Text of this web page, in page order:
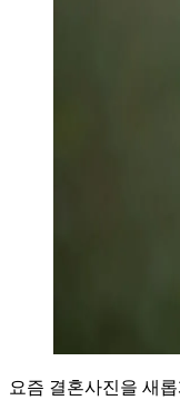
요즘 결혼사진을 새